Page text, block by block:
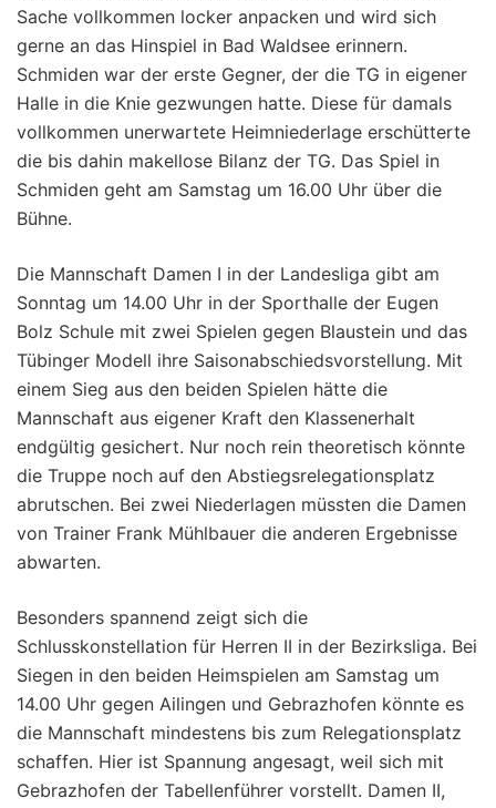
Sache vollkommen locker anpacken und wird sich
gerne an das Hinspiel in Bad Waldsee erinnern.
Schmiden war der erste Gegner, der die TG in eigener
Halle in die Knie gezwungen hatte. Diese für damals
vollkommen unerwartete Heimniederlage erschütterte
die bis dahin makellose Bilanz der TG. Das Spiel in
Schmiden geht am Samstag um 16.00 Uhr über die
Bühne.
Die Mannschaft Damen I in der Landesliga gibt am
Sonntag um 14.00 Uhr in der Sporthalle der Eugen
Bolz Schule mit zwei Spielen gegen Blaustein und das
Tübinger Modell ihre Saisonabschiedsvorstellung. Mit
einem Sieg aus den beiden Spielen hätte die
Mannschaft aus eigener Kraft den Klassenerhalt
endgültig gesichert. Nur noch rein theoretisch könnte
die Truppe noch auf den Abstiegsrelegationsplatz
abrutschen. Bei zwei Niederlagen müssten die Damen
von Trainer Frank Mühlbauer die anderen Ergebnisse
abwarten.
Besonders spannend zeigt sich die
Schlusskonstellation für Herren II in der Bezirksliga. Bei
Siegen in den beiden Heimspielen am Samstag um
14.00 Uhr gegen Ailingen und Gebrazhofen könnte es
die Mannschaft mindestens bis zum Relegationsplatz
schaffen. Hier ist Spannung angesagt, weil sich mit
Gebrazhofen der Tabellenführer vorstellt. Damen II,